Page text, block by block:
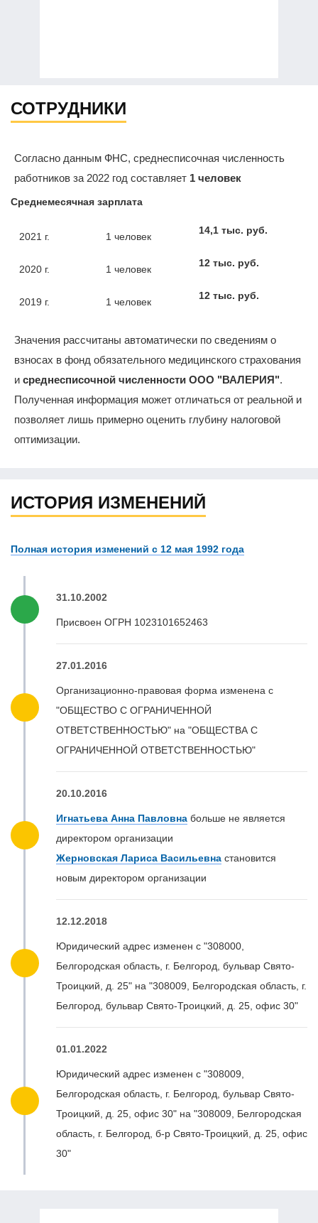
СОТРУДНИКИ
Согласно данным ФНС, среднесписочная численность
работников за 2022 год составляет 1 человек
Среднемесячная зарплата
2021 г. 1 человек
14,1 тыс. руб.
2020 г. 1 человек
12 тыс. руб.
2019 г. 1 человек
12 тыс. руб.
Значения рассчитаны автоматически по сведениям о
взносах в фонд обязательного медицинского страхования
и среднесписочной численности ООО "ВАЛЕРИЯ".
Полученная информация может отличаться от реальной и
позволяет лишь примерно оценить глубину налоговой
оптимизации.
ИСТОРИЯ ИЗМЕНЕНИЙ
Полная история изменений с 12 мая 1992 года
31.10.2002
Присвоен ОГРН 1023101652463
27.01.2016
Организационно-правовая форма изменена с
"ОБЩЕСТВО С ОГРАНИЧЕННОЙ
ОТВЕТСТВЕННОСТЬЮ" на "ОБЩЕСТВА С
ОГРАНИЧЕННОЙ ОТВЕТСТВЕННОСТЬЮ"
20.10.2016
Игнатьева Анна Павловна больше не является
директором организации
Жерновская Лариса Васильевна становится
новым директором организации
12.12.2018
Юридический адрес изменен с "308000,
Белгородская область, г. Белгород, бульвар Свято-
Троицкий, д. 25" на "308009, Белгородская область, г.
Белгород, бульвар Свято-Троицкий, д. 25, офис 30"
01.01.2022
Юридический адрес изменен с "308009,
Белгородская область, г. Белгород, бульвар Свято-
Троицкий, д. 25, офис 30" на "308009, Белгородская
область, г. Белгород, б-р Свято-Троицкий, д. 25, офис
30"